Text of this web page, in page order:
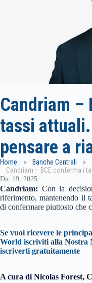
Candriam –
tassi
pensare a
Home
Banche Centrali
Dic 19, 2025
Candriam: Con la
riferimento, mantenendo il
di confermare piuttosto che
Se vuoi ricevere le
World iscriviti alla Nostra
iscriverti gratuitamente
A cura di Nicolas Forest,